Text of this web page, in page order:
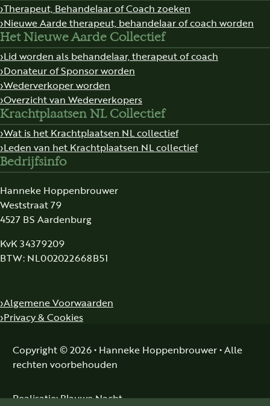
Therapeut, Behandelaar of Coach zoeken
Nieuwe Aarde therapeut, behandelaar of coach worden
Het Nieuwe Aarde Collectief
Lid worden als behandelaar, therapeut of coach
Donateur of Sponsor worden
Wederverkoper worden
Overzicht van Wederverkopers
Krachtplaatsen NL Collectief
Wat is het Krachtplaatsen NL collectief
Leden van het Krachtplaatsen NL collectief
Bedrijfsinfo
Hanneke Hoppenbrouwer
Weststraat 79
4527 BS Aardenburg
KvK 34379209
BTW: NL002022668B51
Algemene Voorwaarden
Privacy & Cookies
Copyright © 2026 • Hanneke Hoppenbrouwer • Alle
rechten voorbehouden
Realisatie:Blauwe Nacht